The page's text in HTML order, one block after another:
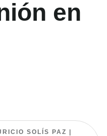
en
SOLÍS PAZ |